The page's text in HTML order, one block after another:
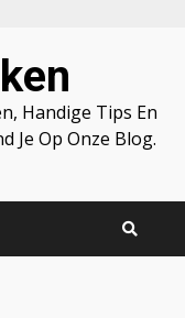
Handige Tips En
Je Op Onze Blog.